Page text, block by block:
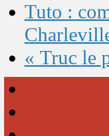
Tuto :
« Truc le